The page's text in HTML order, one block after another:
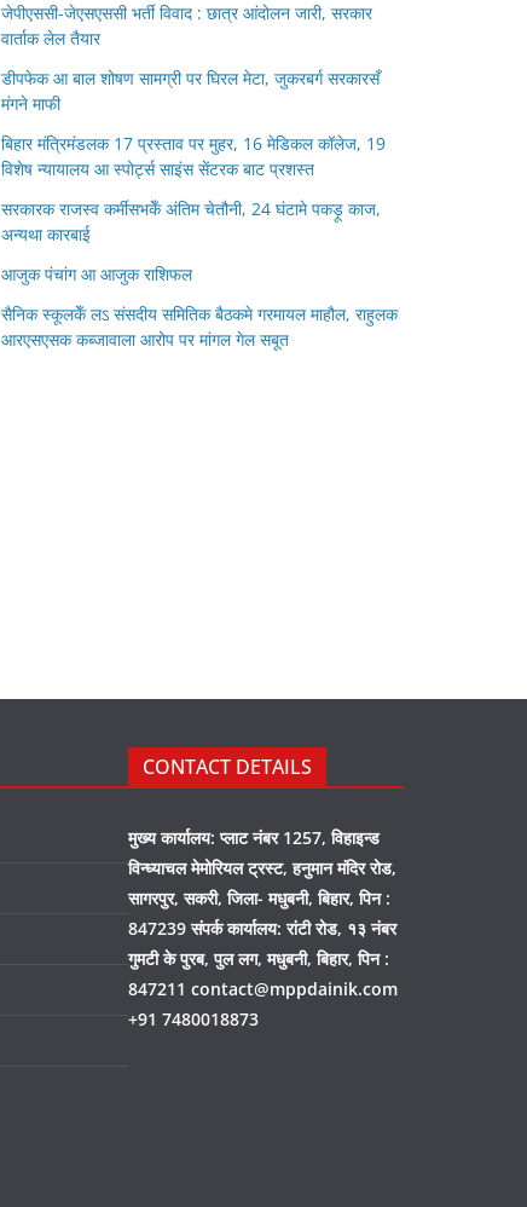
जेपीएससी-जेएसएससी भर्ती विवाद : छात्र आंदोलन जारी, सरकार
वार्ताक लेल तैयार
डीपफेक आ बाल शोषण सामग्री पर घिरल मेटा, जुकरबर्ग सरकारसँ
मंगने माफी
बिहार मंत्रिमंडलक 17 प्रस्ताव पर मुहर, 16 मेडिकल कॉलेज, 19
विशेष न्यायालय आ स्पोर्ट्स साइंस सेंटरक बाट प्रशस्त
सरकारक राजस्व कर्मीसभकेँ अंतिम चेतौनी, 24 घंटामे पकड़ू काज,
अन्यथा कारबाई
आजुक पंचांग आ आजुक राशिफल
सैनिक स्कूलकेँ लऽ संसदीय समितिक बैठकमे गरमायल माहौल, राहुलक
आरएसएसक कब्जावाला आरोप पर मांगल गेल सबूत
CONTACT DETAILS
मुख्य कार्यालय: प्लाट नंबर 1257, विहाइन्ड
विन्ध्याचल मेमोरियल ट्रस्ट, हनुमान मंदिर रोड,
सागरपुर, सकरी, जिला- मधुबनी, बिहार, पिन :
847239 संपर्क कार्यालय: रांटी रोड, १३ नंबर
गुमटी के पुरब, पुल लग, मधुबनी, बिहार, पिन :
847211 contact@mppdainik.com
+91 7480018873